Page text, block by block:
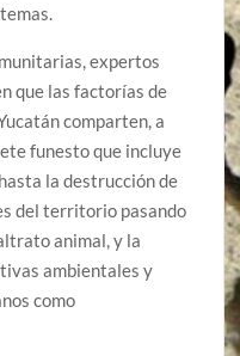
expertos
que las factorías de
comparten, a
funesto que incluye
la destrucción de
del territorio pasando
animal, y la
ambientales y
como